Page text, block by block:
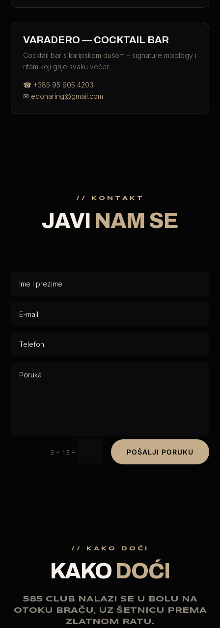
VARADERO — COCKTAIL BAR
Cocktail bar s karipskom dušom – signature mixology i
ritam koji grije svaku večer.
☎ +385 95 905 4203
✉ edoharing@gmail.com
// KONTAKT
JAVI NAM SE
3 + 13 = POŠALJI PORUKU
// KAKO DOĆI
KAKO DOĆI
585 CLUB NALAZI SE U BOLU NA
OTOKU BRAČU, UZ ŠETNICU PREMA
ZLATNOM RATU.